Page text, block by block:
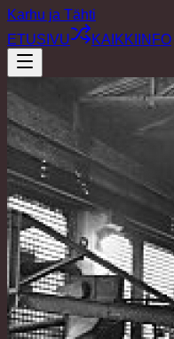
Karhu ja Tähti
ETUSIVU
KAIKKI INFO